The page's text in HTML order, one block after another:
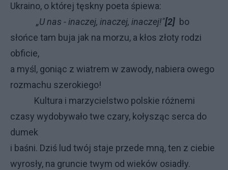
Ukraino, o której tęskny poeta śpiewa:
„U nas - inaczej, inaczej, inaczej!"[2] bo
słońce tam buja jak na morzu, a kłos złoty rodzi
obficie,
a myśl, goniąc z wiatrem w zawody, nabiera owego
rozmachu szerokiego!
Kultura i marzycielstwo polskie różnemi
czasy wydobywało twe czary, kołysząc serca do
dumek
i baśni. Dziś lud twój staje przede mną, ten z ciebie
wyrosły, na gruncie twym od wieków osiadły.